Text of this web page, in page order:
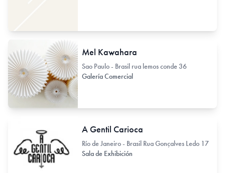
Mel Kawahara
Sao Paulo - Brasil rua lemos conde 36
Galería Comercial
A Gentil Carioca
Río de Janeiro - Brasil Rua Gonçalves Ledo 17
Sala de Exhibición